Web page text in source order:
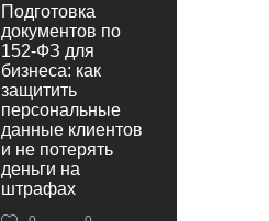
Подготовка
документов по
152‑ФЗ для
бизнеса: как
защитить
персональные
данные клиентов
и не потерять
деньги на
штрафах